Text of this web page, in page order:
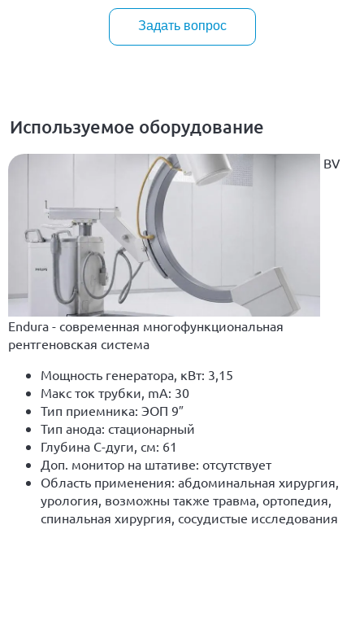
Задать вопрос
Используемое оборудование
BV
Endura - cовременная многофункциональная
рентгеновская система
Мощность генератора, кВт: 3,15
Макс ток трубки, mA: 30
Тип приемника: ЭОП 9″
Тип анода: стационарный
Глубина С-дуги, см: 61
Доп. монитор на штативе: отсутствует
Область применения: абдоминальная хирургия,
урология, возможны также травма, ортопедия,
спинальная хирургия, сосудистые исследования